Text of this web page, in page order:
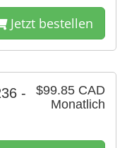
Jetzt bestellen
$99.85 CAD
Monatlich
-